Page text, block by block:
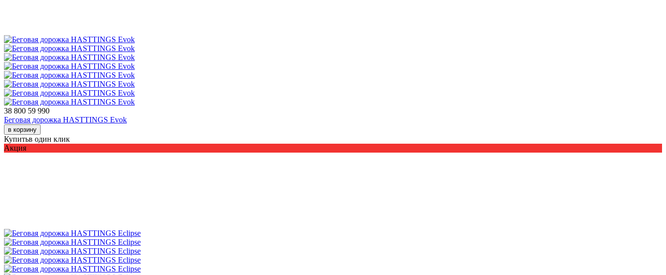
38 800 59 990
Беговая дорожка HASTTINGS Evok
в корзину
Купитьв один клик
Акция